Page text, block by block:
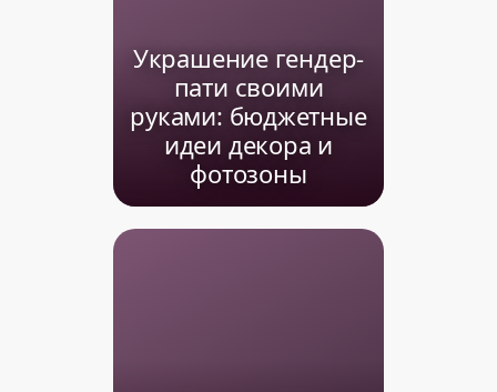
Украшение гендер-
пати своими
руками: бюджетные
идеи декора и
фотозоны